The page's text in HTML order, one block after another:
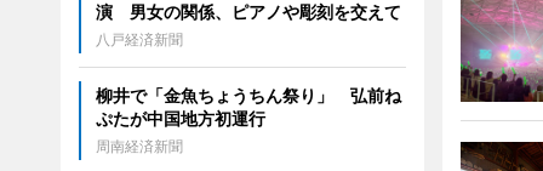
演 男女の関係、ピアノや彫刻を交えて
八戸経済新聞
柳井で「金魚ちょうちん祭り」 弘前ね
ぷたが中国地方初運行
周南経済新聞